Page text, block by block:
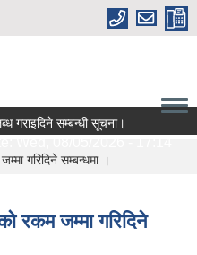
गराइदिने सम्बन्धी सूचना।
गरिदिने सम्बन्धमा ।
रकम जम्मा गरिदिने